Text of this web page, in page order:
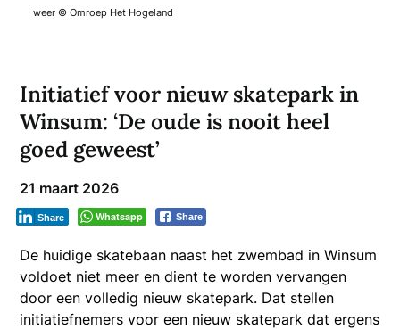
weer © Omroep Het Hogeland
Initiatief voor nieuw skatepark in
Winsum: ‘De oude is nooit heel
goed geweest’
21 maart 2026
Whatsapp Share
Share
De huidige skatebaan naast het zwembad in Winsum
voldoet niet meer en dient te worden vervangen
door een volledig nieuw skatepark. Dat stellen
initiatiefnemers voor een nieuw skatepark dat ergens